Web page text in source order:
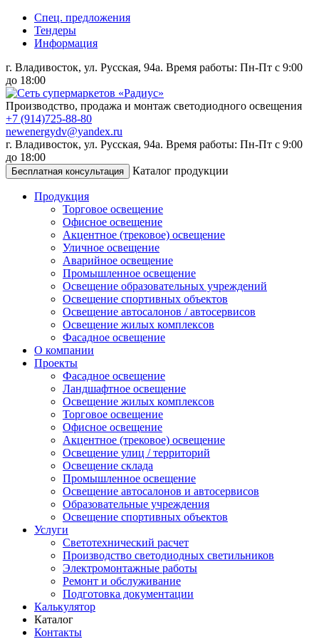
Спец. предложения
Тендеры
Информация
г. Владивосток, ул. Русская, 94а. Время работы: Пн-Пт с 9:00
до 18:00
Производство, продажа и монтаж светодиодного освещения
+7 (914)725-88-80
newenergydv@yandex.ru
г. Владивосток, ул. Русская, 94а. Время работы: Пн-Пт с 9:00
до 18:00
Бесплатная консультация Каталог продукции
Продукция
Торговое освещение
Офисное освещение
Акцентное (трековое) освещение
Уличное освещение
Аварийное освещение
Промышленное освещение
Освещение образовательных учреждений
Освещение спортивных объектов
Освещение автосалонов / автосервисов
Освещение жилых комплексов
Фасадное освещение
О компании
Проекты
Фасадное освещение
Ландшафтное освещение
Освещение жилых комплексов
Торговое освещение
Офисное освещение
Акцентное (трековое) освещение
Освещение улиц / территорий
Освещение склада
Промышленное освещение
Освещение автосалонов и автосервисов
Образовательные учреждения
Освещение спортивных объектов
Услуги
Светотехнический расчет
Производство светодиодных светильников
Электромонтажные работы
Ремонт и обслуживание
Подготовка документации
Калькулятор
Каталог
Контакты